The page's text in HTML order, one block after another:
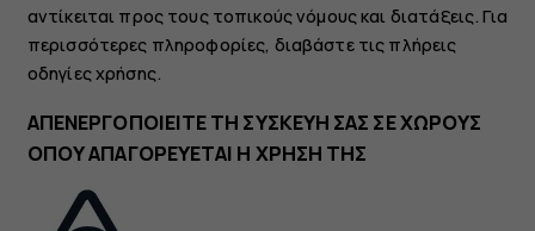
αντίκειται προς τους τοπικούς νόμους και διατάξεις. Για
περισσότερες πληροφορίες, διαβάστε τις πλήρεις
οδηγίες χρήσης.
ΑΠΕΝΕΡΓΟΠΟΙΕΙΤΕ ΤΗ ΣΥΣΚΕΥΗ ΣΑΣ ΣΕ ΧΩΡΟΥΣ
ΟΠΟΥ ΑΠΑΓΟΡΕΥΕΤΑΙ Η ΧΡΗΣΗ ΤΗΣ